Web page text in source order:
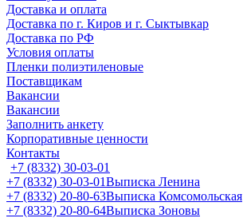
Доставка и оплата
Доставка по г. Киров и г. Сыктывкар
Доставка по РФ
Условия оплаты
Пленки полиэтиленовые
Поставщикам
Вакансии
Вакансии
Заполнить анкету
Корпоративные ценности
Контакты
+7 (8332) 30-03-01
+7 (8332) 30-03-01Выписка Ленина
+7 (8332) 20-80-63Выписка Комсомольская
+7 (8332) 20-80-64Выписка Зоновы